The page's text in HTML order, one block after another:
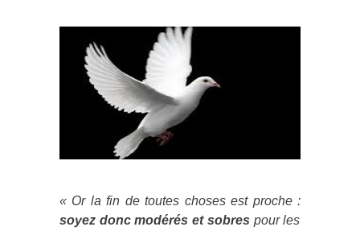
« Or la fin de toutes choses est proche :
soyez donc modérés et sobres pour les